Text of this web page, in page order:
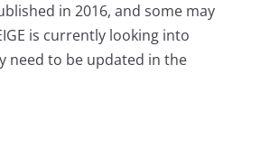
in 2016, and some may
is currently looking into
need to be updated in the